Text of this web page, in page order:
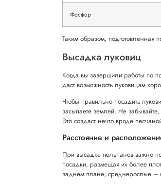
Фосфор
Таким образом, подготовленная
Высадка луковиц
Когда вы завершили работы по
даст возможность луковицам
Чтобы правильно посадить
засыпаете землей. Не
Это создаст нечто вроде
Расстояние и
При высадке тюльпанов важно
посадки, размещая их более
заднем плане, среднерослые –